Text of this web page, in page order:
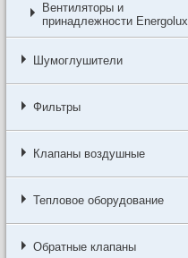
Вентиляторы и
принадлежности Energolux
Шумоглушители
Фильтры
Клапаны воздушные
Тепловое оборудование
Обратные клапаны